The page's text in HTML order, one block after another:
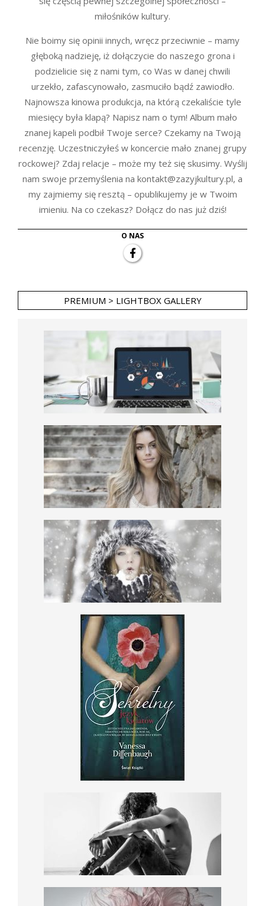
miłośników kultury.
Nie boimy się opinii innych, wręcz przeciwnie – mamy
głęboką nadzieję, iż dołączycie do naszego grona i
podzielicie się z nami tym, co Was w danej chwili
urzekło, zafascynowało, zasmuciło bądź zawiodło.
Najnowsza kinowa produkcja, na którą czekaliście tyle
miesięcy była klapą? Napisz nam o tym! Album mało
znanej kapeli podbił Twoje serce? Czekamy na Twoją
recenzję. Uczestniczyłeś w koncercie mało znanej grupy
rockowej? Zdaj relacje – może my też się skusimy. Wyślij
nam swoje przemyślenia na kontakt@zazyjkultury.pl, a
my zajmiemy się resztą – opublikujemy je w Twoim
imieniu. Na co czekasz? Dołącz do nas już dziś!
O NAS
PREMIUM > LIGHTBOX GALLERY